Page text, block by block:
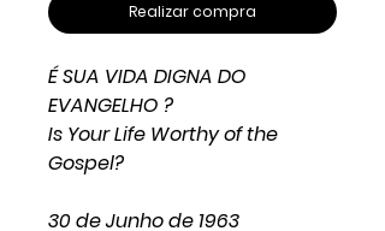
Realizar compra
É SUA VIDA DIGNA DO
EVANGELHO ?
Is Your Life Worthy of the
Gospel?
30 de Junho de 1963